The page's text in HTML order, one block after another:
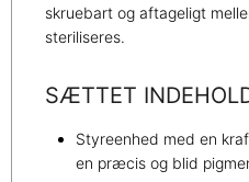
skruebart og aftageligt
steriliseres.
SÆTTET
Styreenhed med en
en præcis og blid